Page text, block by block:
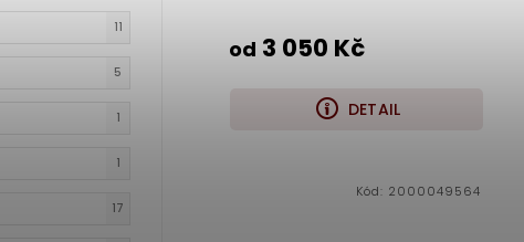
11
5
1
1
17
od 3 050 Kč
DETAIL
Kód: 2000049564